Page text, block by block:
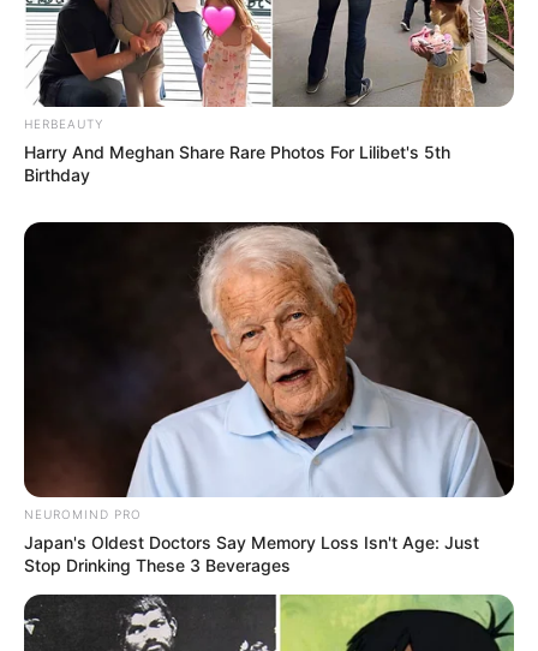
HERBEAUTY
Harry And Meghan Share Rare Photos For Lilibet's 5th
Birthday
NEUROMIND PRO
Japan's Oldest Doctors Say Memory Loss Isn't Age: Just
Stop Drinking These 3 Beverages